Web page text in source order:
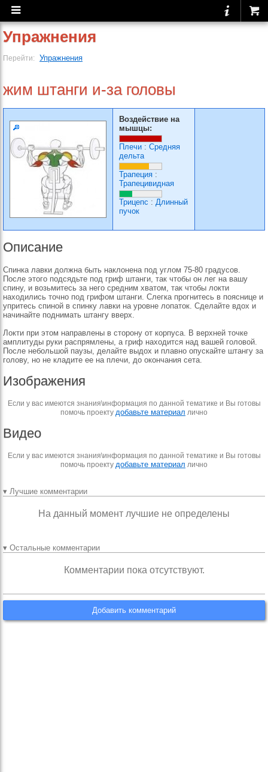
Упражнения
Перейти: Упражнения
жим штанги и-за головы
Воздействие на
мышцы:
Плечи : Средняя
дельта
Трапеция :
Трапецивидная
Трицепс : Длинный
пучок
Описание
Спинка лавки должна быть наклонена под углом 75-80 градусов.
После этого подсядьте под гриф штанги, так чтобы он лег на вашу
спину, и возьмитесь за него средним хватом, так чтобы локти
находились точно под грифом штанги. Слегка прогнитесь в пояснице и
упритесь спиной в спинку лавки на уровне лопаток. Сделайте вдох и
начинайте поднимать штангу вверх.
Локти при этом направлены в сторону от корпуса. В верхней точке
амплитуды руки распрямлены, а гриф находится над вашей головой.
После небольшой паузы, делайте выдох и плавно опускайте штангу за
голову, но не кладите ее на плечи, до окончания сета.
Изображения
Если у вас имеются знания\информация по данной тематике и Вы готовы
помочь проекту добавьте материал лично
Видео
Если у вас имеются знания\информация по данной тематике и Вы готовы
помочь проекту добавьте материал лично
▾ Лучшие комментарии
На данный момент лучшие не определены
▾ Остальные комментарии
Комментарии пока отсутствуют.
Добавить комментарий